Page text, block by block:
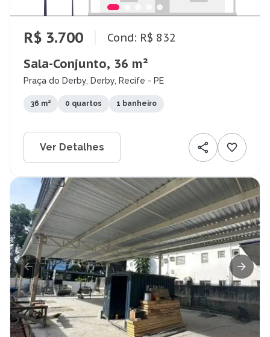
R$ 3.700 Cond: R$ 832
Sala-Conjunto, 36 m²
Praça do Derby, Derby, Recife - PE
36 m² 0 quartos 1 banheiro
Ver Detalhes